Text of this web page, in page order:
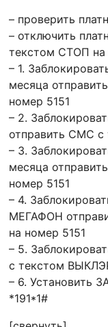
– проверить
– отключить
текстом СТОП на
– 1.
месяца
номер 5151
– 2.
отправить СМС с
– 3.
месяца
номер 5151
– 4.
МЕГАФОН
на номер 5151
– 5.
с текстом
– 6.
*191*1#